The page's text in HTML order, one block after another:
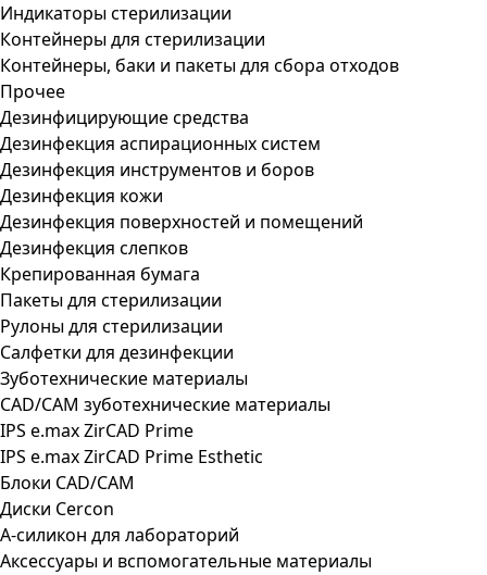
Индикаторы стерилизации
Контейнеры для стерилизации
Контейнеры, баки и пакеты для сбора отходов
Прочее
Дезинфицирующие средства
Дезинфекция аспирационных систем
Дезинфекция инструментов и боров
Дезинфекция кожи
Дезинфекция поверхностей и помещений
Дезинфекция слепков
Крепированная бумага
Пакеты для стерилизации
Рулоны для стерилизации
Салфетки для дезинфекции
Зуботехнические материалы
CAD/CAM зуботехнические материалы
IPS e.max ZirCAD Prime
IPS e.max ZirCAD Prime Esthetic
Блоки CAD/CAM
Диски Cercon
А-силикон для лабораторий
Аксессуары и вспомогательные материалы